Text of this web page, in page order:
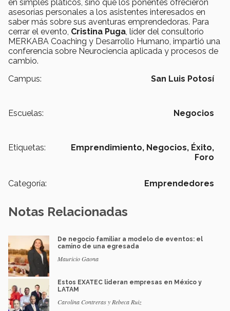
en simples pláticos, sino que los ponentes ofrecieron
asesorías personales a los asistentes interesados en
saber más sobre sus aventuras emprendedoras. Para
cerrar el evento, Cristina Puga , líder del consultorio
MERKABA Coaching y Desarrollo Humano, impartió una
conferencia sobre Neurociencia aplicada y procesos de
cambio.
Campus:
San Luis Potosí
Escuelas: Negocios
Etiquetas: Emprendimiento, Negocios, Éxito,
Foro
Categoría: Emprendedores
Notas Relacionadas
De negocio familiar a modelo de eventos: el
camino de una egresada
Mauricio Gaona
Estos EXATEC lideran empresas en México y
LATAM
Carolina Contreras y Rebeca Ruiz